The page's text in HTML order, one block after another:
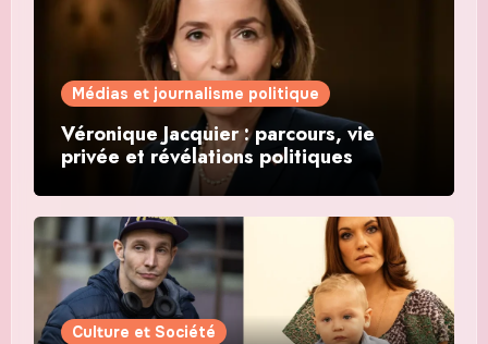
Médias et journalisme politique
Véronique Jacquier : parcours, vie
privée et révélations politiques
Culture et Société